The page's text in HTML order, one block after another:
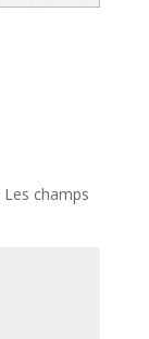
Les champs